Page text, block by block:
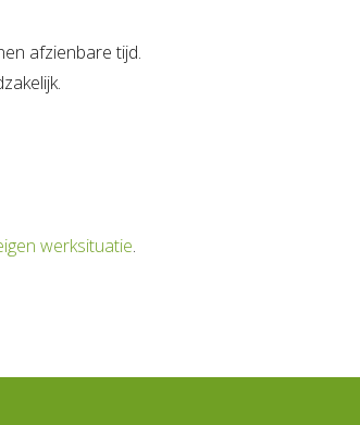
afzienbare tijd.
werksituatie.